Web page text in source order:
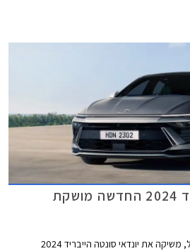
יונדאי סונטה הייבריד 2024 החדשה מושקת
כלמוביל, יבואנית יונדאי לישראל, משיקה את יונדאי סונטה הייבריד 2024